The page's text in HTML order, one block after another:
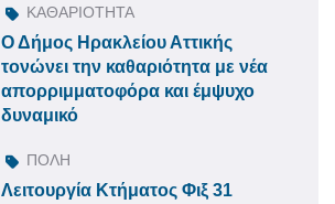
ΚΑΘΑΡΙΟΤΗΤΑ
Ο Δήμος Ηρακλείου Αττικής
τονώνει την καθαριότητα με νέα
απορριμματοφόρα και έμψυχο
δυναμικό
ΠΟΛΗ
Λειτουργία Κτήματος Φιξ 31